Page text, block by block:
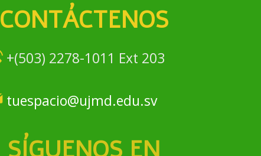
CONTÁCTENOS
+(503) 2278-1011 Ext 203
tuespacio@ujmd.edu.sv